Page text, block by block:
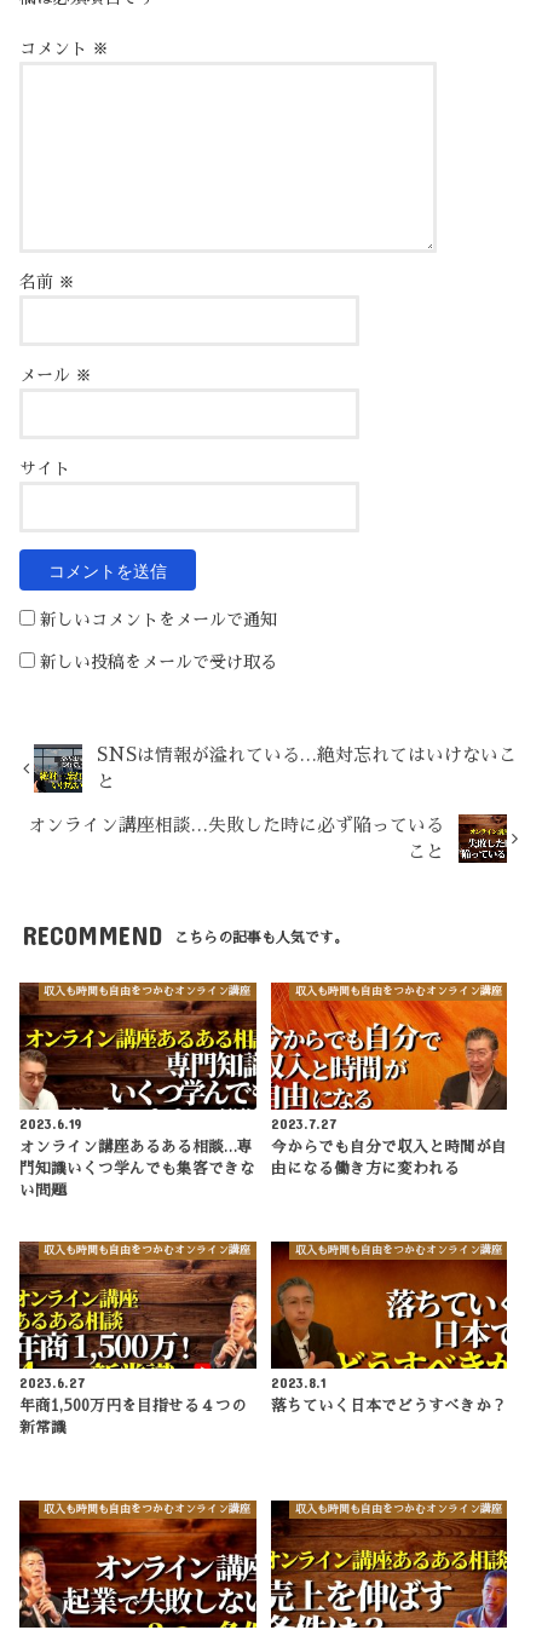
コメント ※
名前 ※
メール ※
サイト
新しいコメントをメールで通知
新しい投稿をメールで受け取る
SNSは情報が溢れている…絶対忘れてはいけないこ
と
オンライン講座相談…失敗した時に必ず陥っている
こと
RECOMMEND こちらの記事も人気です。
収入も時間も自由をつかむオンライン講座
2023.6.19
オンライン講座あるある相談…専
門知識いくつ学んでも集客できな
い問題
収入も時間も自由をつかむオンライン講座
2023.7.27
今からでも自分で収入と時間が自
由になる働き方に変われる
収入も時間も自由をつかむオンライン講座
2023.6.27
年商1,500万円を目指せる４つの
新常識
収入も時間も自由をつかむオンライン講座
2023.8.1
落ちていく日本でどうすべきか？
収入も時間も自由をつかむオンライン講座 収入も時間も自由をつかむオンライン講座